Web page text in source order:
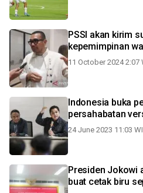
PSSI akan kirim
kepemimpinan
11 October 2024 2:07
Indonesia buka
persahabatan
24 June 2023 11:03
Presiden Jokowi
buat cetak biru